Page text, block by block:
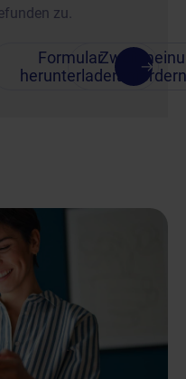
zu.
Formular
herunterladenanfordern